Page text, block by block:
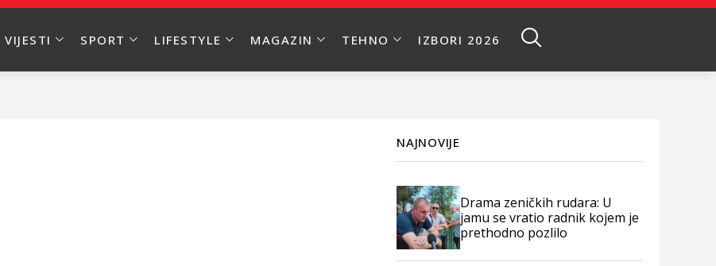
VIJESTI SPORT LIFESTYLE MAGAZIN TEHNO IZBORI 2026
NAJNOVIJE
Drama zeničkih rudara: U
jamu se vratio radnik kojem je
prethodno pozlilo